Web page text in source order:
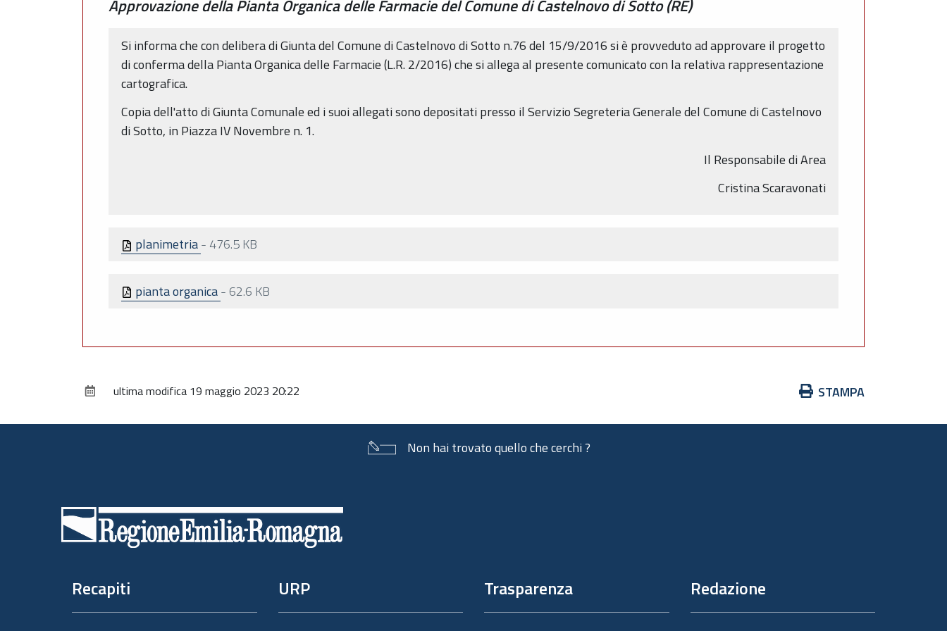
Approvazione della Pianta Organica delle Farmacie del Comune di Castelnovo di Sotto (RE)
Si informa che con delibera di Giunta del Comune di Castelnovo di Sotto n.76 del 15/9/2016 si è provveduto ad approvare il progetto
di conferma della Pianta Organica delle Farmacie (L.R. 2/2016) che si allega al presente comunicato con la relativa rappresentazione
cartografica.
Copia dell'atto di Giunta Comunale ed i suoi allegati sono depositati presso il Servizio Segreteria Generale del Comune di Castelnovo
di Sotto, in Piazza IV Novembre n. 1.
Il Responsabile di Area
Cristina Scaravonati
planimetria- 476.5 KB
pianta organica- 62.6 KB
Azioni
documento
STAMPA
ultima modifica 19 maggio 2023 20:22
Non hai trovato quello che cerchi ?
Recapiti URP Trasparenza Redazione